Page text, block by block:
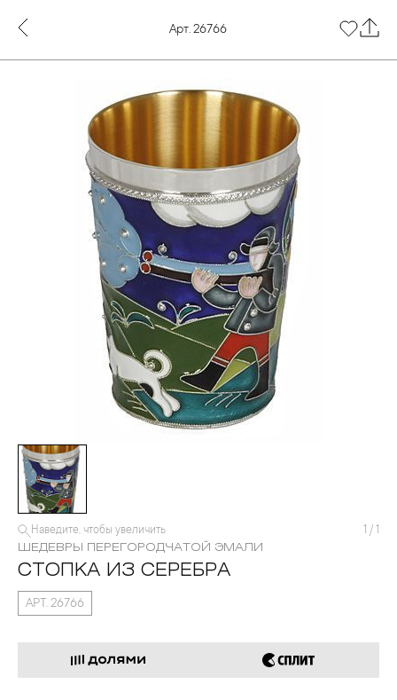
Арт. 26766
Наведите, чтобы увеличить 1 / 1
ШЕДЕВРЫ ПЕРЕГОРОДЧАТОЙ ЭМАЛИ
СТОПКА ИЗ СЕРЕБРА
АРТ. 26766